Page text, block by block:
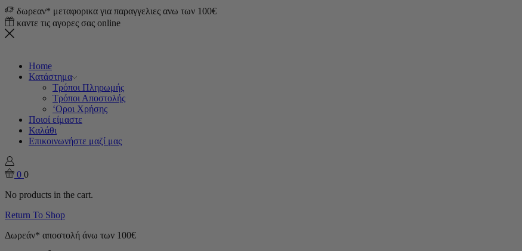
δωρεαν* μεταφορικα για παραγγελιες ανω των 100€
καντε τις αγορες σας online
Home
Κατάστημα
Τρόποι Πληρωμής
Τρόποι Αποστολής
‘Οροι Χρήσης
Ποιοί είμαστε
Καλάθι
Επικοινωνήστε μαζί μας
0 0
No products in the cart.
Return To Shop
Δωρεάν* αποστολή άνω των 100€